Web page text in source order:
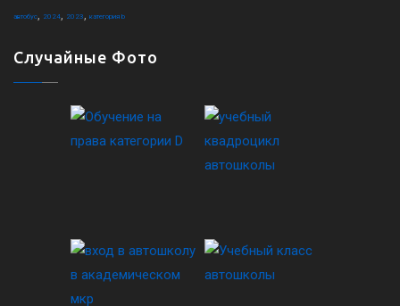
автобус, 2024, 2023, категория b
Случайные Фото